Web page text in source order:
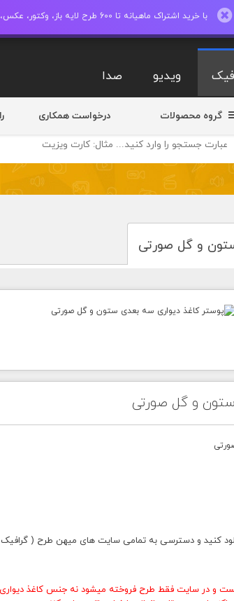
با خرید اشتراک ماهیانه تا 600 طرح لایه باز، وکتور، عکس، فایل های ویدیو وصدا دانلود کنید.
ویدیو صدا
گروه محصولات درخواست همکاری
و گل صورتی
و گل صورتی
کنید و دسترسی به تمامی سایت های میهن طرح (
و در سایت فقط طرح فروخته میشود نه جنس کاغذ دیواری.